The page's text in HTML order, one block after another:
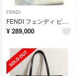
FENDI
FENDI フェンディ ピーカブーアイコニックエッセンシャリー ブラック
¥ 289,000